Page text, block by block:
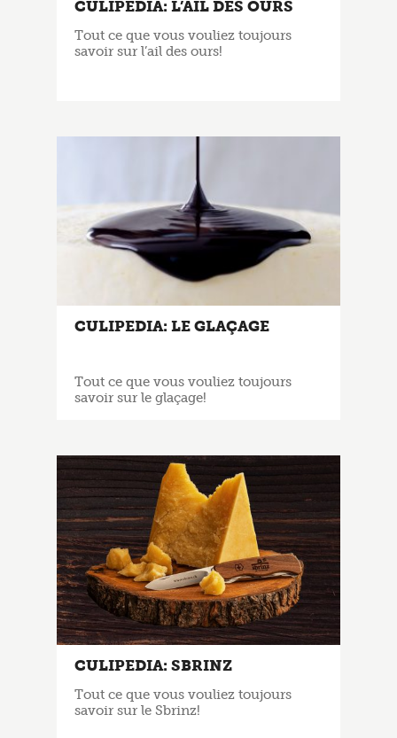
CULIPEDIA: L’AIL DES OURS
Tout ce que vous vouliez toujours
savoir sur l’ail des ours!
CULIPEDIA: LE GLAÇAGE
Tout ce que vous vouliez toujours
savoir sur le glaçage!
CULIPEDIA: SBRINZ
Tout ce que vous vouliez toujours
savoir sur le Sbrinz!